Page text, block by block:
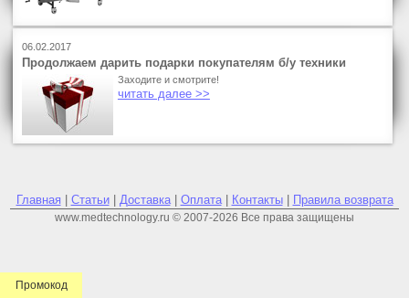
06.02.2017
Продолжаем дарить подарки покупателям б/у техники
Заходите и смотрите!
читать далее >>
Главная | Статьи| Доставка| Оплата| Контакты| Правила возврата
www.medtechnology.ru © 2007-2026 Все права защищены
Промокод